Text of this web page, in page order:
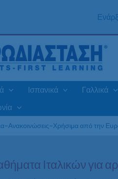
Ισπανικά Γαλλικά
Ανακοινώσεις-Χρήσιμα από την
Ιταλικών για